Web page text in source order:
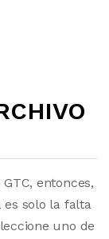
entonces,
es solo la falta
uno de